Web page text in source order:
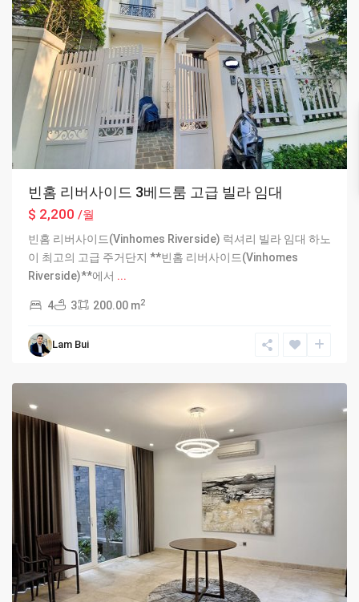
빈홈 리버사이드 3베드룸 고급 빌라 임대
$ 2,200 /월
빈홈 리버사이드(Vinhomes Riverside) 럭셔리 빌라 임대 하노
이 최고의 고급 주거단지 **빈홈 리버사이드(Vinhomes
Riverside)**에서 ...
4 3 200.00 m2
Lam Bui
Ciputra
Hanoi,